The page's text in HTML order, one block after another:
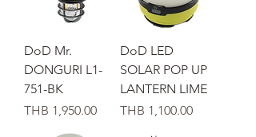
DoD Mr.
DONGURI L1-
751-BK
価格
THB 1,950.00
DoD LED
SOLAR POP UP
LANTERN LIME
価格
THB 1,100.00